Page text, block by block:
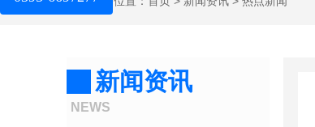
新闻资讯
NEWS